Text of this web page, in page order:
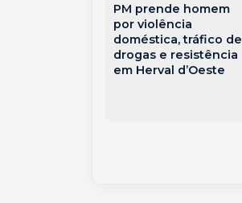
PM prende homem
por violência
doméstica, tráfico de
drogas e resistência
em Herval d’Oeste